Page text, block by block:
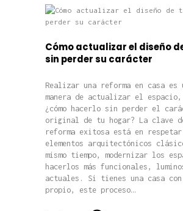
Cómo actualizar el diseño
sin perder su carácter
Realizar una reforma en casa es
manera de actualizar el
¿cómo hacerlo sin perder el
original de tu hogar? La clave
reforma exitosa está en
elementos arquitectónicos
mismo tiempo, modernizar los
hacerlos más funcionales,
actuales. Si tienes una casa
propio, este proceso…